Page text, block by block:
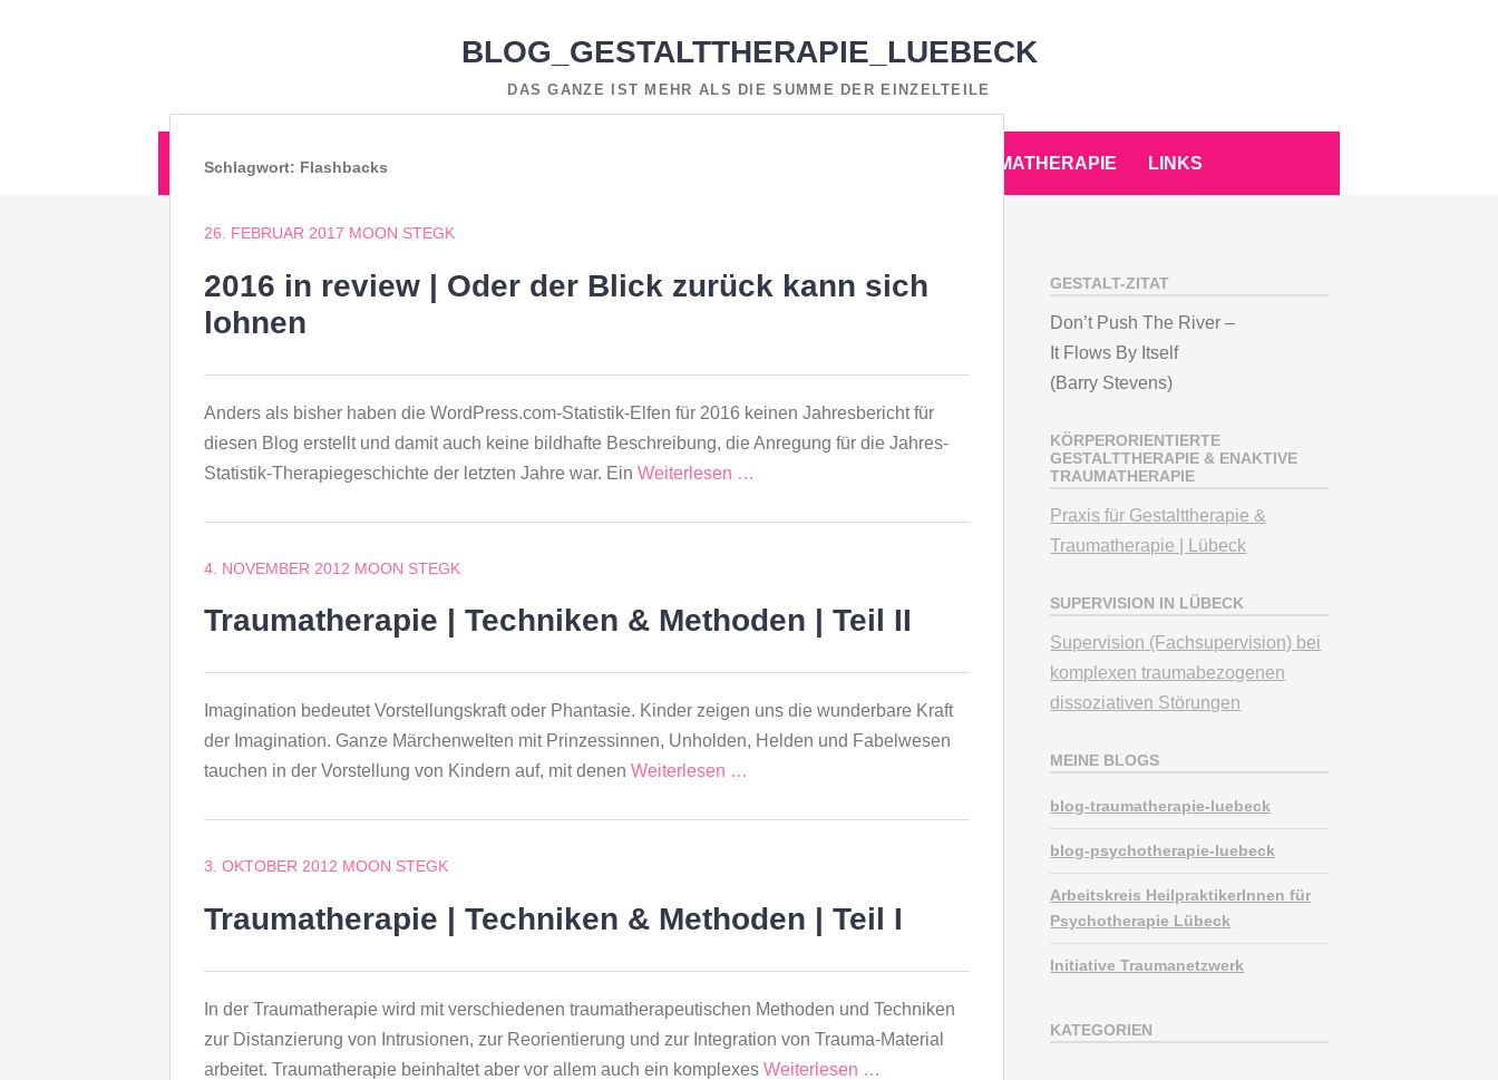
BLOG_GESTALTTHERAPIE_LUEBECK
DAS GANZE IST MEHR ALS DIE SUMME DER EINZELTEILE
STARTSEITE TRAUMATHERAPIE LINKS
Schlagwort: Flashbacks
26. FEBRUAR 2017 MOON STEGK
2016 in review | Oder der Blick zurück kann sich
lohnen
Anders als bisher haben die WordPress.com-Statistik-Elfen für 2016 keinen Jahresbericht für
diesen Blog erstellt und damit auch keine bildhafte Beschreibung, die Anregung für die Jahres-
Statistik-Therapiegeschichte der letzten Jahre war. Ein Weiterlesen …
4. NOVEMBER 2012 MOON STEGK
Traumatherapie | Techniken & Methoden | Teil II
Imagination bedeutet Vorstellungskraft oder Phantasie. Kinder zeigen uns die wunderbare Kraft
der Imagination. Ganze Märchenwelten mit Prinzessinnen, Unholden, Helden und Fabelwesen
tauchen in der Vorstellung von Kindern auf, mit denen Weiterlesen …
3. OKTOBER 2012 MOON STEGK
Traumatherapie | Techniken & Methoden | Teil I
In der Traumatherapie wird mit verschiedenen traumatherapeutischen Methoden und Techniken
zur Distanzierung von Intrusionen, zur Reorientierung und zur Integration von Trauma-Material
arbeitet. Traumatherapie beinhaltet aber vor allem auch ein komplexes Weiterlesen …
GESTALT-ZITAT
Don’t Push The River –
It Flows By Itself
(Barry Stevens)
KÖRPERORIENTIERTE
GESTALTTHERAPIE & ENAKTIVE
TRAUMATHERAPIE
Praxis für Gestalttherapie &
Traumatherapie | Lübeck
SUPERVISION IN LÜBECK
Supervision (Fachsupervision) bei
komplexen traumabezogenen
dissoziativen Störungen
MEINE BLOGS
blog-traumatherapie-luebeck
blog-psychotherapie-luebeck
Arbeitskreis HeilpraktikerInnen für
Psychotherapie Lübeck
Initiative Traumanetzwerk
KATEGORIEN